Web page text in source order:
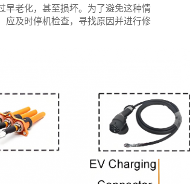
早老化，甚至损坏。为了避免这种情
应及时停机检查，寻找原因并进行修